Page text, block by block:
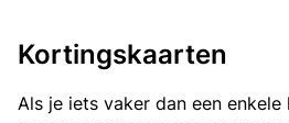
Kortingskaarten
Als je iets vaker dan een